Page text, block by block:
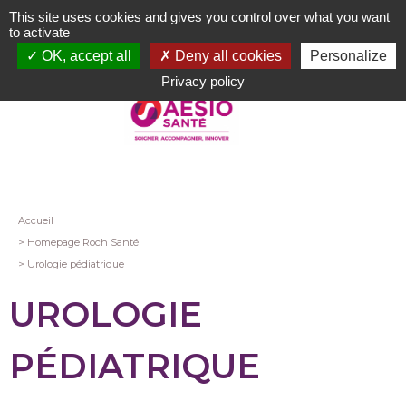
Aller
au
contenu
Fil
d'Ariane
Accueil
Homepage Roch Santé
Urologie pédiatrique
UROLOGIE
PÉDIATRIQUE
This site uses cookies and gives you control over what you want
to activate
OK, accept all
Deny all cookies
Personalize
Privacy policy